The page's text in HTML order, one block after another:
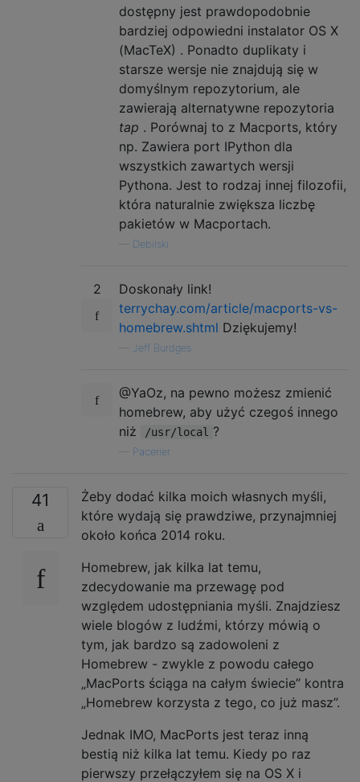
dostępny jest prawdopodobnie
bardziej odpowiedni instalator OS X
(MacTeX) . Ponadto duplikaty i
starsze wersje nie znajdują się w
domyślnym repozytorium, ale
zawierają alternatywne repozytoria
tap . Porównaj to z Macports, który
np. Zawiera port IPython dla
wszystkich zawartych wersji
Pythona. Jest to rodzaj innej filozofii,
która naturalnie zwiększa liczbę
pakietów w Macportach.
Debilski
2
Doskonały link!
terrychay.com/article/macports-vs-
homebrew.shtml Dziękujemy!
Jeff Burdges
@YaOz, na pewno możesz zmienić
homebrew, aby użyć czegoś innego
niż
/usr/local ?
Pacerier
41
Żeby dodać kilka moich własnych myśli,
które wydają się prawdziwe, przynajmniej
około końca 2014 roku.
Homebrew, jak kilka lat temu,
zdecydowanie ma przewagę pod
względem udostępniania myśli. Znajdziesz
wiele blogów z ludźmi, którzy mówią o
tym, jak bardzo są zadowoleni z
Homebrew - zwykle z powodu całego
„MacPorts ściąga na całym świecie” kontra
„Homebrew korzysta z tego, co już masz”.
Jednak IMO, MacPorts jest teraz inną
bestią niż kilka lat temu. Kiedy po raz
pierwszy przełączyłem się na OS X i